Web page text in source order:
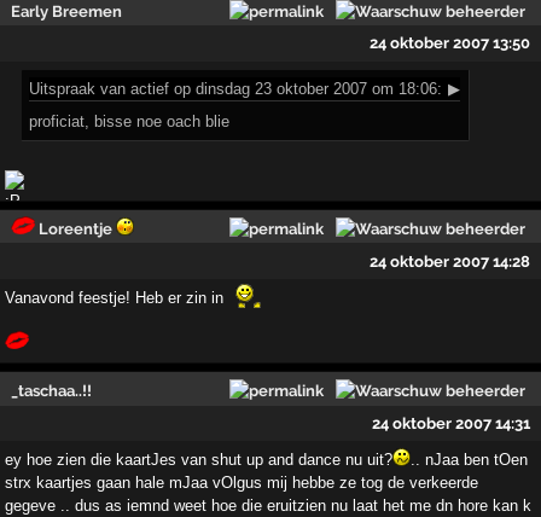
Early Breemen
24 oktober 2007 13:50
Uitspraak van actief op dinsdag 23 oktober 2007 om 18:06: ▶
proficiat, bisse noe oach blie
Loreentje
24 oktober 2007 14:28
Vanavond feestje! Heb er zin in
_taschaa..!!
24 oktober 2007 14:31
ey hoe zien die kaartJes van shut up and dance nu uit?
.. nJaa ben tOen
strx kaartjes gaan hale mJaa vOlgus mij hebbe ze tog de verkeerde
gegeve .. dus as iemnd weet hoe die eruitzien nu laat het me dn hore kan k